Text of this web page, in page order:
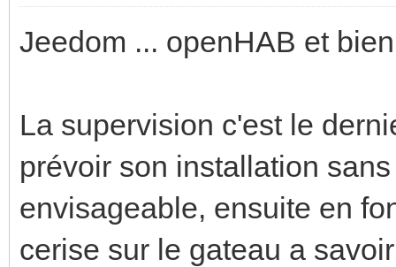
Jeedom ... openHAB et
La supervision c'est le
prévoir son installation
envisageable, ensuite en
cerise sur le gateau a